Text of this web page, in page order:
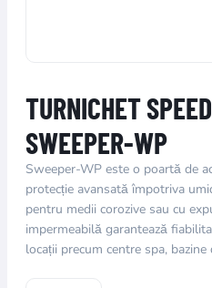
TURNICHET
SWEEPER-WP
Sweeper-WP este o poartă de
protecție avansată împotriva
pentru medii corozive sau cu
impermeabilă garantează
locații precum centre spa,